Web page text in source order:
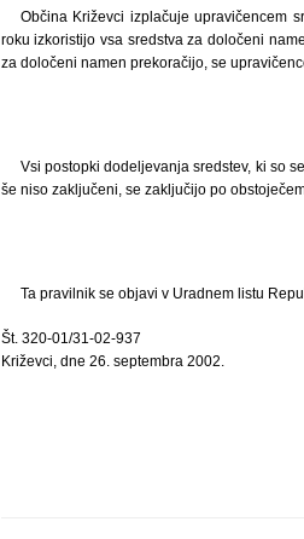
Občina Križevci izplačuje upravičencem
roku izkoristijo vsa sredstva za določeni
za določeni namen prekoračijo, se
Vsi postopki dodeljevanja sredstev, ki so
še niso zaključeni, se zaključijo po
Ta pravilnik se objavi v Uradnem listu
Št. 320-01/31-02-937
Križevci, dne 26. septembra 2002.